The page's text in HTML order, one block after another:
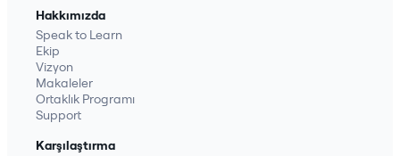
Hakkımızda
Speak to Learn
Ekip
Vizyon
Makaleler
Ortaklık Programı
Support
Karşılaştırma